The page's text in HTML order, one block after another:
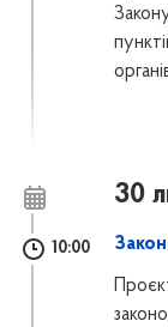
30
10:00